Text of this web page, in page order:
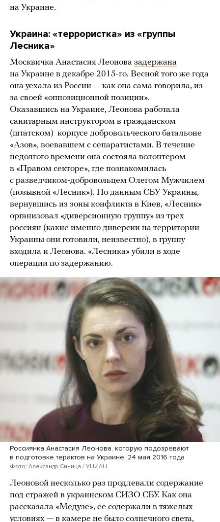
на Украине.
Украина: «террористка» из «группы
Лесника»
Москвичка Анастасия Леонова задержана
на Украине в декабре 2015-го. Весной того же года
она уехала из России — как она сама говорила, из-
за своей «оппозиционной позиции».
Оказавшись на Украине, Леонова работала
санитарным инструктором в гражданском
(штатском) корпусе добровольческого батальоне
«Азов», воевавшем с сепаратистами. В течение
недолгого времени она состояла волонтером
в «Правом секторе», где познакомилась
с разведчиком-добровольцем Олегом Мужчилем
(позывной «Лесник»). По данным СБУ Украины,
вернувшись из зоны конфликта в Киев, «Лесник»
организовал «диверсионную группу» из трех
россиян (какие именно диверсии на территории
Украины они готовили, неизвестно), в группу
входила и Леонова. «Лесника» убили в ходе
операции по задержанию.
Россиянка Анастасия Леонова, которую подозревают
в подготовке терактов на Украине, 24 мая 2016 года
Фото: Александр Синица / УНИАН
Леоновой несколько раз продлевали содержание
под стражей в украинском СИЗО СБУ. Как она
рассказала «Медузе», ее содержали в тяжелых
условиях — в камере не было солнечного света,